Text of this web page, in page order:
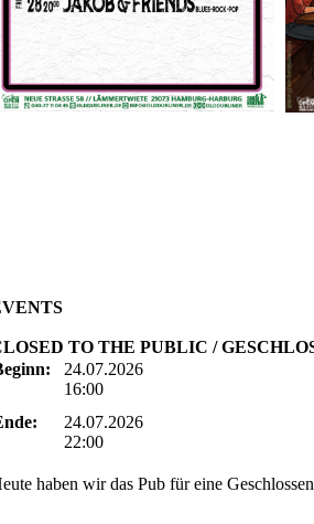
TO THE PUBLIC /
24.07.2026
16:00
24.07.2026
22:00
haben wir das Pub für eine